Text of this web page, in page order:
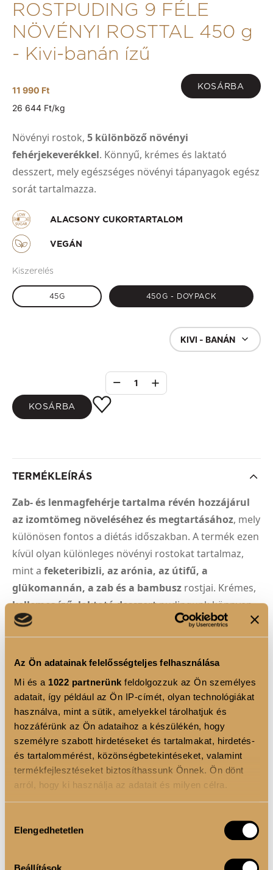
Az Ön adatainak felelősségteljes felhasználása
Mi és a 1022 partnerünk feldolgozzuk az Ön személyes
adatait, így például az Ön IP-címét, olyan technológiákat
használva, mint a sütik, amelyekkel tárolhatjuk és
hozzáférünk az Ön adataihoz a készülékén, hogy
személyre szabott hirdetéseket és tartalmakat, hirdetés-
és tartalommérést, közönségbetekintéseket, valamint
termékfejlesztéseket biztosíthassunk Önnek. Ön dönt
arról, hogy ki használja az adatait és milyen célra.
Információgyűjtés az Ön földrajzi elhelyezkedéséről
Az Ön készülékén beazonosítása annak konkrét
kiválasztása
Elengedhetetlen
ROSTPUDING 9 FÉLE
NÖVÉNYI ROSTTAL 450 g
- Kivi-banán ízű
11 990 Ft KOSÁRBA
26 644 Ft/kg
Növényi rostok, 5 különböző növényi
fehérjekeverékkel. Könnyű, krémes és laktató
desszert, mely egészséges növényi tápanyagok egész
sorát tartalmazza.
ALACSONY CUKORTARTALOM
VEGÁN
Kiszerelés
45G 450G - DOYPACK
KIVI - BANÁN
1
KOSÁRBA
TERMÉKLEÍRÁS
Zab- és lenmagfehérje tartalma révén hozzájárul
az izomtömeg növeléséhez és megtartásához, mely
különösen fontos a diétás időszakban. A termék ezen
kívül olyan különleges növényi rostokat tartalmaz,
mint a feketeribizli, az arónia, az útifű, a
glükomannán, a zab és a bambusz rostjai. Krémes,
kellemes ízű, laktató desszertpudingunk könnyen
az est fénypontjává válhat, tápanyag profiljának
köszönhetően pedig jól beilleszthető a diétába.
TERMÉK ELŐNYÖK
Növényi rostok-A rostban gazdag táplálkozás
támogatja az egészséges emésztést.
Vegán fehérje keverék-5 különböző növányi
fehérjeforrás, amely hozzájárul az izomtömeg
növekedéséhez és fenntartásához.
FELHASZNÁLÁSI JAVASLAT